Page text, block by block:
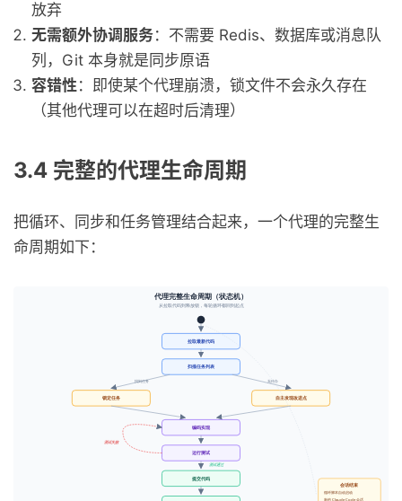
放弃
无需额外协调服务：不需要 Redis、数据库或消息队
列，Git 本身就是同步原语
容错性：即使某个代理崩溃，锁文件不会永久存在
（其他代理可以在超时后清理）
3.4 完整的代理生命周期
把循环、同步和任务管理结合起来，一个代理的完整生
命周期如下：